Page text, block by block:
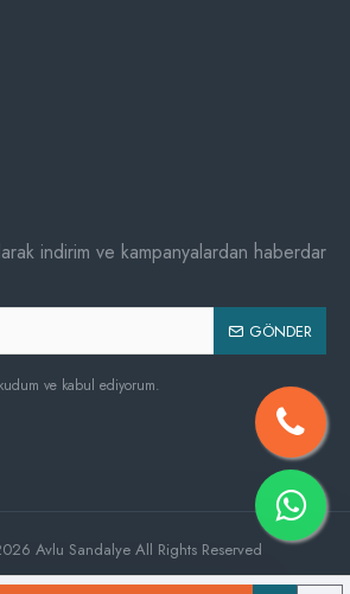
indirim ve kampanyalardan haberdar
GÖNDER
ve kabul ediyorum.
Avlu Sandalye All Rights Reserved